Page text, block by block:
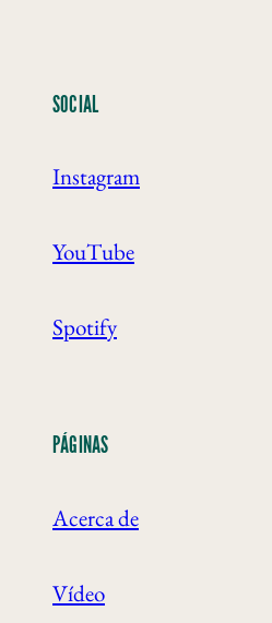
SOCIAL
Instagram
YouTube
Spotify
PÁGINAS
Acerca de
Vídeo